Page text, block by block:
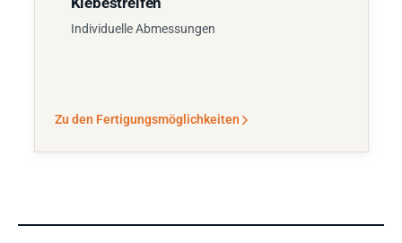
Individuelle Abmessungen
Zu den Fertigungsmöglichkeiten